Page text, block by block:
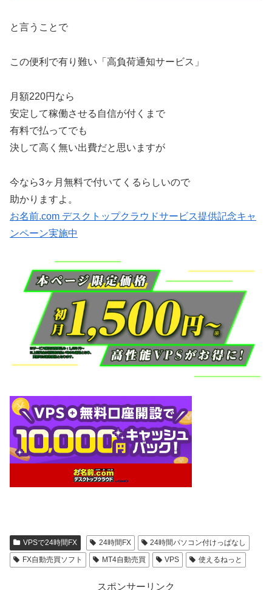
と言うことで
この便利で有り難い「高負荷通知サービス」
月額220円なら
安定して稼働させる自信が付くまで
有料で払ってでも
決して高く無い出費だと思いますが
今なら3ヶ月無料で付いてくるらしいので
助かりますよ。
お名前.com デスクトップクラウドサービス提供記念キャ
ンペーン実施中
VPSで24時間FX 24時間FX
24時間パソコン付けっぱなし
FX自動売買ソフト
MT4自動売買 VPS 使えるねっと
スポンサーリンク